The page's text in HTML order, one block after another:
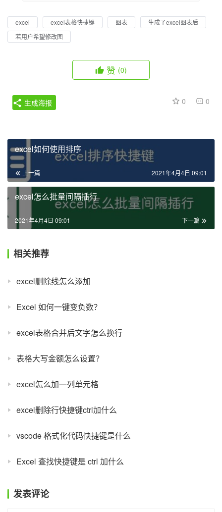
excel excel表格快捷键 图表
生成了excel图表后
若用户希望修改图
赞 (0)
0 0
生成海报
excel如何使用排序
上一篇 2021年4月4日 09:01
excel怎么批量间隔插行
下一篇
2021年4月4日 09:01
相关推荐
excel删除线怎么添加
Excel 如何一键变负数？
excel表格合并后文字怎么换行
表格大写金额怎么设置？
excel怎么加一列单元格
excel删除行快捷键ctrl加什么
vscode 格式化代码快捷键是什么
Excel 查找快捷键是 ctrl 加什么
发表评论